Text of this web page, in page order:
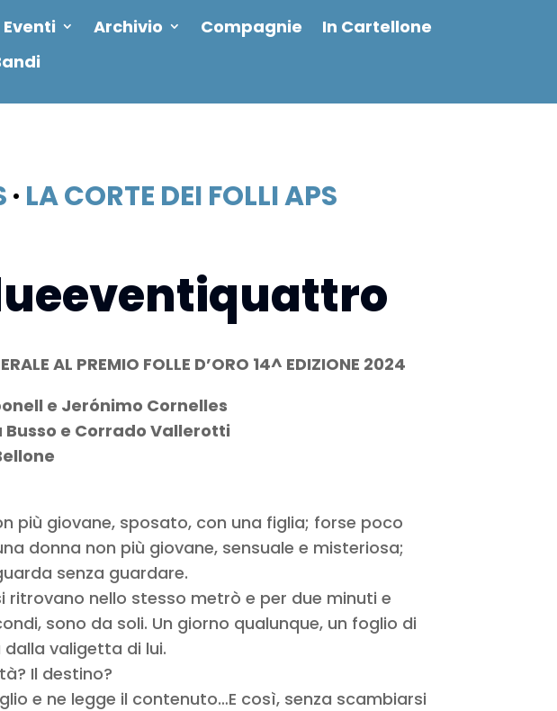
Eventi Archivio Compagnie
In Cartellone
· LA CORTE DEI FOLLI APS
AL PREMIO FOLLE D’ORO 14^ EDIZIONE 2024
e Jerónimo Cornelles
e Corrado Vallerotti
più giovane, sposato, con una figlia; forse poco
donna non più giovane, sensuale e misteriosa;
senza guardare.
ritrovano nello stesso metrò e per due minuti e
sono da soli. Un giorno qualunque, un foglio di
valigetta di lui.
Il destino?
e ne legge il contenuto…E così, senza scambiarsi